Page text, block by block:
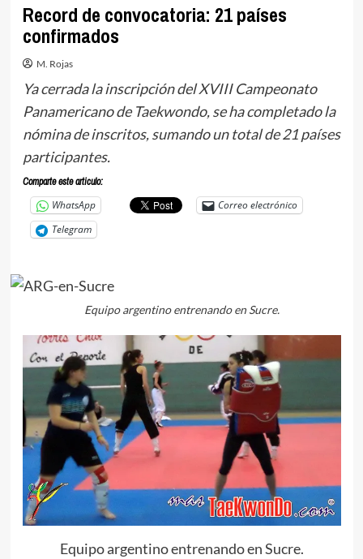
Record de convocatoria: 21 países
confirmados
M. Rojas
Ya cerrada la inscripción del XVIII Campeonato
Panamericano de Taekwondo, se ha completado la
nómina de inscritos, sumando un total de 21 países
participantes.
Comparte este articulo:
WhatsApp
Correo electrónico
Telegram
Equipo argentino entrenando en Sucre.
Equipo argentino entrenando en Sucre.